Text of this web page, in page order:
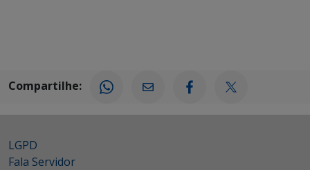
Compartilhe:
LGPD
Fala Servidor